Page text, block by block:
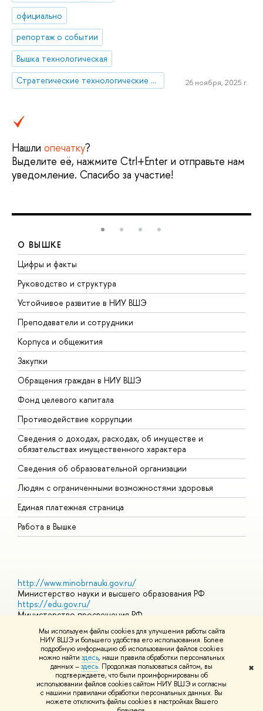
Мы используем файлы cookies для улучшения работы сайта
НИУ ВШЭ и большего удобства его использования. Более
подробную информацию об использовании файлов cookies
можно найти здесь, наши правила обработки персональных
данных –здесь. Продолжая пользоваться сайтом, вы
подтверждаете, что были проинформированы об
использовании файлов cookies сайтом НИУ ВШЭ и согласны
с нашими правилами обработки персональных данных. Вы
можете отключить файлы cookies в настройках Вашего
✖
официально
репортаж о событии
Вышка технологическая
Стратегические технологические проекты
26 ноября, 2025 г.
Нашли опечатку?
Выделите её, нажмите Ctrl+Enter и отправьте нам
уведомление. Спасибо за участие!
О ВЫШКЕ
Цифры и факты
Руководство и структура
Устойчивое развитие в НИУ ВШЭ
Преподаватели и сотрудники
Корпуса и общежития
Закупки
Обращения граждан в НИУ ВШЭ
Фонд целевого капитала
Противодействие коррупции
Сведения о доходах, расходах, об имуществе и
обязательствах имущественного характера
Сведения об образовательной организации
Людям с ограниченными возможностями здоровья
Единая платежная страница
Работа в Вышке
http://www.minobrnauki.gov.ru/
Министерство науки и высшего образования РФ
https://edu.gov.ru/
Министерство просвещения РФ
https://elearning.hse.ru/mooc
Массовые открытые онлайн-курсы
© НИУ ВШЭ 1993–2026 Адреса и контактыУсловия
использования материалов Политика конфиденциальности
Шрифты HSE Sans и HSE Slab разработаны вШколе дизайна НИУ